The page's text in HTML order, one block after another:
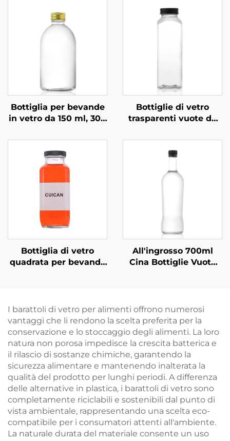
Bottiglia per bevande
in vetro da 150 ml, 300
personalizzata
Bottiglie di vetro
trasparenti vuote da
ml, quadrate, per
bevande, succhi e
Bottiglia di vetro
quadrata per bevande
All'ingrosso 700ml
Cina Bottiglie Vuote
I barattoli di vetro per alimenti offrono numerosi
vantaggi che li rendono la scelta preferita per la
conservazione e lo stoccaggio degli alimenti. La loro
natura non porosa impedisce la crescita batterica e
il rilascio di sostanze chimiche, garantendo la
sicurezza alimentare e mantenendo inalterata la
qualità del prodotto per lunghi periodi. A differenza
delle alternative in plastica, i barattoli di vetro sono
completamente riciclabili e sostenibili dal punto di
vista ambientale, rappresentando una scelta eco-
compatibile per i consumatori attenti all'ambiente.
La naturale durata del materiale consente un uso